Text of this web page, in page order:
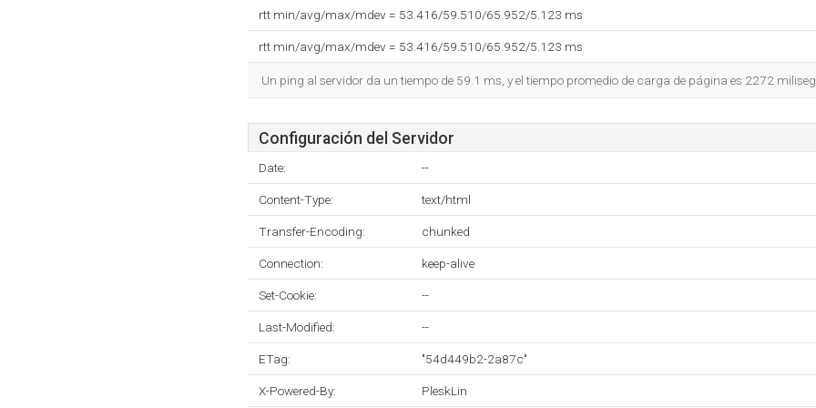
rtt min/avg/max/mdev = 53.416/59.510/65.952/5.123 ms
rtt min/avg/max/mdev = 53.416/59.510/65.952/5.123 ms
Un ping al servidor da un tiempo de 59.1 ms, y el tiempo promedio de carga de página es 2272
Configuración del Servidor
Date: --
Content-Type: text/html
Transfer-Encoding: chunked
Connection: keep-alive
Set-Cookie: --
Last-Modified: --
ETag: "54d449b2-2a87c"
X-Powered-By: PleskLin